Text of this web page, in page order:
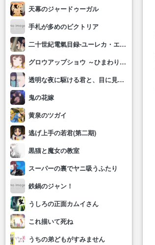
天幕のジャードゥーガル
手札が多めのビクトリア
二十世紀電氣目録-ユーレカ・エヴリカ-
グロウアップショウ ～ひまわりのサーカス団～
透明な夜に駆ける君と、目に見えない恋をした。
鬼の花嫁
黄泉のツガイ
逃げ上手の若君(第二期)
黒猫と魔女の教室
スーパーの裏でヤニ吸うふたり
鉄鍋のジャン！
うしろの正面カムイさん
これ描いて死ね
うちの弟どもがすみません